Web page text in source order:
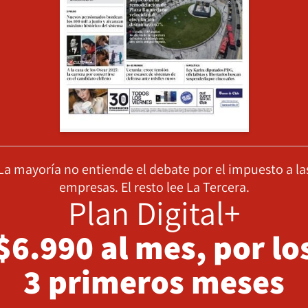
mayoría no entiende el debate por el impuesto a
empresas. El resto lee La Tercera.
Plan Digital+
al mes, por
3 primeros meses